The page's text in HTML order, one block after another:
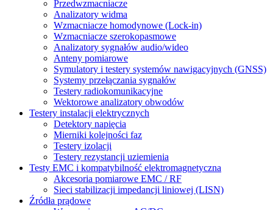
Przedwzmacniacze
Analizatory widma
Wzmacniacze homodynowe (Lock‑in)
Wzmacniacze szerokopasmowe
Analizatory sygnałów audio/wideo
Anteny pomiarowe
Symulatory i testery systemów nawigacyjnych (GNSS)
Systemy przełączania sygnałów
Testery radiokomunikacyjne
Wektorowe analizatory obwodów
Testery instalacji elektrycznych
Detektory napięcia
Mierniki kolejności faz
Testery izolacji
Testery rezystancji uziemienia
Testy EMC i kompatybilność elektromagnetyczna
Akcesoria pomiarowe EMC / RF
Sieci stabilizacji impedancji liniowej (LISN)
Źródła prądowe